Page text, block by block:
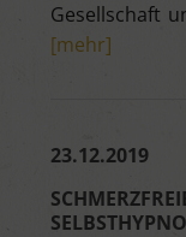
Gesellschaft
[mehr]
23.12.2019